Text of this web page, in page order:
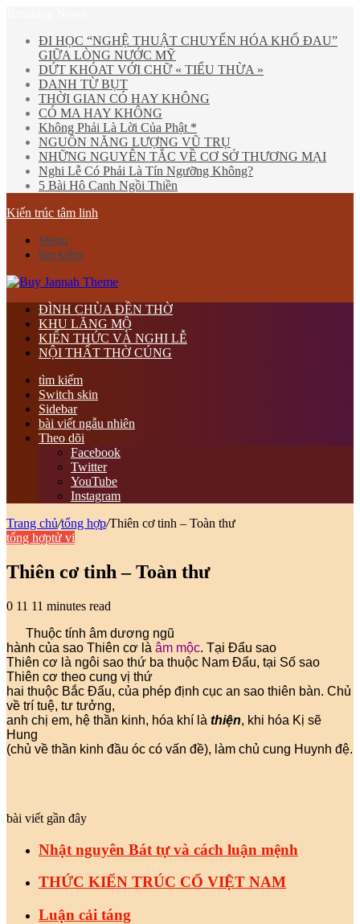
ĐI HỌC “NGHỆ THUẬT CHUYỂN HÓA KHỔ ĐAU”
GIỮA LÒNG NƯỚC MỸ
DỨT KHÓAT VỚI CHỮ « TIỂU THỪA »
DANH TỪ BỤT
THỜI GIAN CÓ HAY KHÔNG
CÓ MA HAY KHÔNG
Không Phải Là Lời Của Phật *
NGUỒN NĂNG LƯỢNG VŨ TRỤ
NHỮNG NGUYÊN TẮC VỀ CƠ SỞ THƯƠNG MẠI
Nghi Lễ Có Phải Là Tín Ngưỡng Không?
5 Bài Hô Canh Ngồi Thiền
Kiến trúc tâm linh
Menu
tìm kiếm
ĐÌNH CHÙA ĐỀN THỜ
KHU LĂNG MỘ
KIẾN THỨC VÀ NGHI LỄ
NỘI THẤT THỜ CÚNG
tìm kiếm
Switch skin
Sidebar
bài viết ngẫu nhiên
Theo dõi
Facebook
Twitter
YouTube
Instagram
Trang chủ/tổng hợp/Thiên cơ tinh – Toàn thư
tổng hợptử vi
Thiên cơ tinh – Toàn thư
0 11 11 minutes read
Thuộc tính âm dương ngũ
hành của sao Thiên cơ là âm mộc. Tại Đẩu sao
Thiên cơ là ngôi sao thứ ba thuộc Nam Đẩu, tại Số sao
Thiên cơ theo cung vị thứ
hai thuộc Bắc Đẩu, của phép định cục an sao thiên bàn. Chủ
về trí tuệ, tư tưởng,
anh chị em, hệ thần kinh, hóa khí là thiện, khi hóa Kị sẽ
Hung
(chủ về thần kinh đầu óc có vấn đề), làm chủ cung Huynh đệ.
bài viết gần đây
Nhật nguyên Bát tự và cách luận mệnh
THỨC KIẾN TRÚC CỔ VIỆT NAM
Luận cải táng